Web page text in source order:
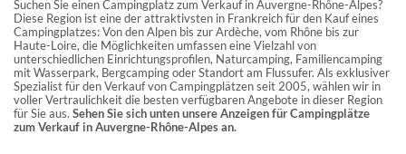
SOZIALE NETZWERKE
Folgen Sie GRAVITAO in den sozialen Netzwerken.
FINDE MEINEN
GESPRÄCHSPARTNER
Suchen Sie einen Campingplatz zum Verkauf in Auvergne-Rhône-Alpes?
Diese Region ist eine der attraktivsten in Frankreich für den Kauf eines
Campingplatzes: Von den Alpen bis zur Ardèche, vom Rhône bis zur
Haute-Loire, die Möglichkeiten umfassen eine Vielzahl von
unterschiedlichen Einrichtungsprofilen, Naturcamping, Familiencamping
mit Wasserpark, Bergcamping oder Standort am Flussufer. Als exklusiver
Spezialist für den Verkauf von Campingplätzen seit 2005, wählen wir in
voller Vertraulichkeit die besten verfügbaren Angebote in dieser Region
für Sie aus. Sehen Sie sich unten unsere Anzeigen für Campingplätze
zum Verkauf in Auvergne-Rhône-Alpes an.